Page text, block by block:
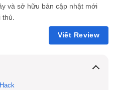
và sở hữu bản cập nhật mới
thủ.
Viết Review